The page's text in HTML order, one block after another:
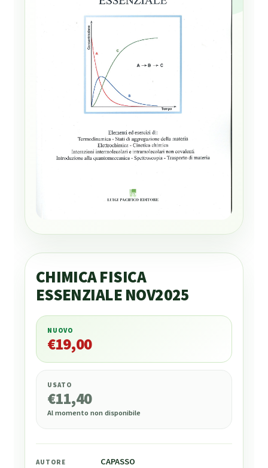
CHIMICA FISICA
ESSENZIALE NOV2025
19,00
NUOVO
€19,00
USATO
€11,40
Al momento non disponibile
AUTORE CAPASSO